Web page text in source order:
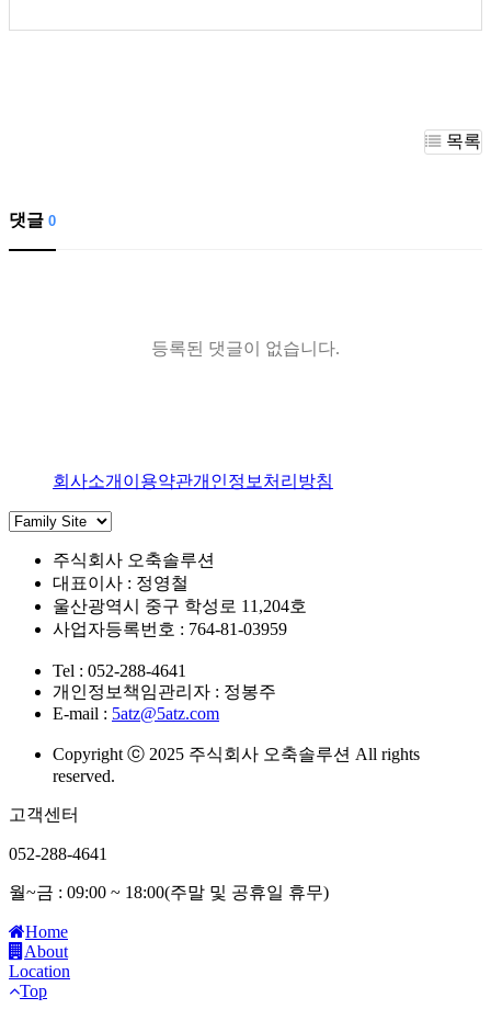
목록
댓글 0
등록된 댓글이 없습니다.
회사소개 이용약관개인정보처리방침
주식회사 오축솔루션
대표이사 : 정영철
울산광역시 중구 학성로 11,204호
사업자등록번호 : 764-81-03959
Tel : 052-288-4641
개인정보책임관리자 : 정봉주
E-mail : 5atz@5atz.com
Copyright ⓒ 2025 주식회사 오축솔루션 All rights
reserved.
고객센터
052-288-4641
월~금 : 09:00 ~ 18:00(주말 및 공휴일 휴무)
Home
About
Location
Top